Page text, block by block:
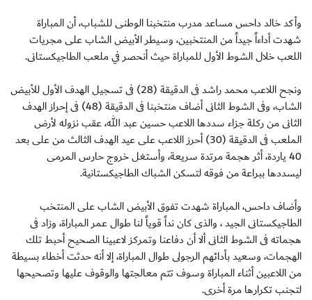
وأكد خالد داحس مساعد مدرب منتخبنا الوطنى للشباب، أن المباراة
شهدت أداءاً جيداً من المنتخبين، وسيطر الأبيض الشاب على مجريات
اللعب خلال الشوط الأول للمباراة حيث أنحصر في ملعب الطاجيكستانى.
ونجح اللاعب محمد راشد فى الدقيقة (28) فى تسجيل الهدف الأول للأبيض
الشاب، وفى الشوط الثانى أضاف منتخبنا فى الدقيقة (48) فى إحراز الهدف
الثانى من ركلة جزاء سددها اللاعب حسين عبد الله، عقب نزوله لأرض
الملعب فى الدقيقة (30) أحرز اللاعب على عيد الهدف الثالث من على بعد
40 ياردة، أثر هجمة مرتدة سريعة، وأستغل خروج حارس المرمى
ليسددها ببراعة من فوقه لتسكن الشباك الطاجيكستانية.
وأضاف داحس، المباراة شهدت تفوق الأبيض الشاب على المنتخب
الطاجيكستانى الجيد ، والذى كان نداً قوياً لنا طوال عمر المباراة، وزاد فى
هجماته فى الشوط الثانى ألا أن دفاعنا وتمركز لاعبينا الصحيح أحبط تلك
الهجمات، وسعيد بأدائهم الرجولى طوال المباراة، إلا أنه حدثت أخطاء بسيطة
من اللاعبين أثناء المباراة وسوف تتم معالجتها والوقوف عليها وتصحيحها
لتجنب تكرارها مرة أخرى.